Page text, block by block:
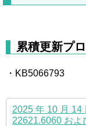
累積更新プ
・KB5066793
2025 年 10 月
22621.6060 およ